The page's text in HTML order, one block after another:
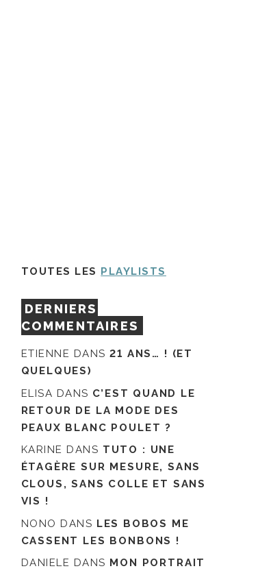
TOUTES LES PLAYLISTS
DERNIERS
COMMENTAIRES
ETIENNE DANS21 ANS… ! (ET
QUELQUES)
ELISA DANS C’EST QUAND LE
RETOUR DE LA MODE DES
PEAUX BLANC POULET ?
KARINE DANS TUTO : UNE
ÉTAGÈRE SUR MESURE, SANS
CLOUS, SANS COLLE ET SANS
VIS !
NONO DANS LES BOBOS ME
CASSENT LES BONBONS !
DANIELE DANS MON PORTRAIT